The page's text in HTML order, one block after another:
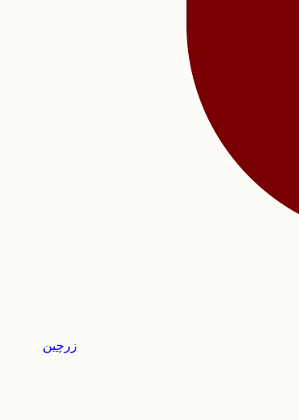
زرچین